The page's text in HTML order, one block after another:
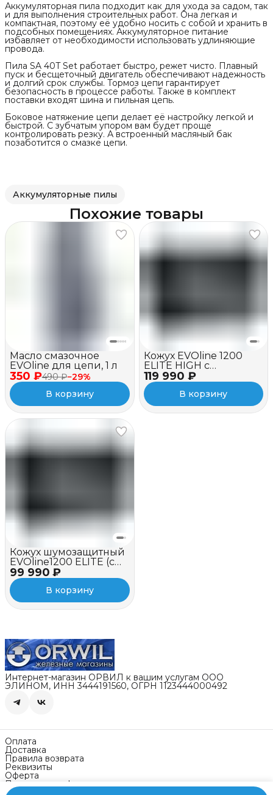
Аккумуляторная пила подходит как для ухода за садом, так
и для выполнения строительных работ. Она легкая и
компактная, поэтому её удобно носить с собой и хранить в
подсобных помещениях. Аккумуляторное питание
избавляет от необходимости использовать удлиняющие
провода.
Пила SA 40T Set работает быстро, режет чисто. Плавный
пуск и бесщеточный двигатель обеспечивают надежность
и долгий срок службы. Тормоз цепи гарантирует
безопасность в процессе работы. Также в комплект
поставки входят шина и пильная цепь.
Боковое натяжение цепи делает её настройку легкой и
быстрой. С зубчатым упором вам будет проще
контролировать резку. А встроенный масляный бак
позаботится о смазке цепи.
Аккумуляторные пилы
Похожие товары
350 ₽490 ₽−29%
Масло смазочное
EVOline для цепи, 1 л
В корзину
119 990 ₽
Кожух EVOline 1200
ELITE HIGH c
вентилятором
В корзину
99 990 ₽
Кожух шумозащитный
EVOline1200 ELITE (c
вентилятором)
В корзину
Интернет-магазин ОРВИЛ к вашим услугам ООО
ЭЛИНОМ, ИНН 3444191560, ОГРН 1123444000492
Оплата
Доставка
Правила возврата
Реквизиты
Оферта
Политика конфиденциальности